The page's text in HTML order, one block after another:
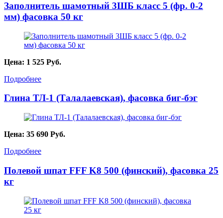
Заполнитель шамотный 3ШБ класс 5 (фр. 0-2
мм) фасовка 50 кг
Цена: 1 525 Руб.
Подробнее
Глина ТЛ-1 (Талалаевская), фасовка биг-бэг
Цена: 35 690 Руб.
Подробнее
Полевой шпат FFF K8 500 (финский), фасовка 25
кг